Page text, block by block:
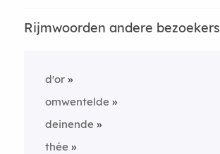
Rijmwoorden andere bezoekers
d'or
omwentelde
deinende
thée